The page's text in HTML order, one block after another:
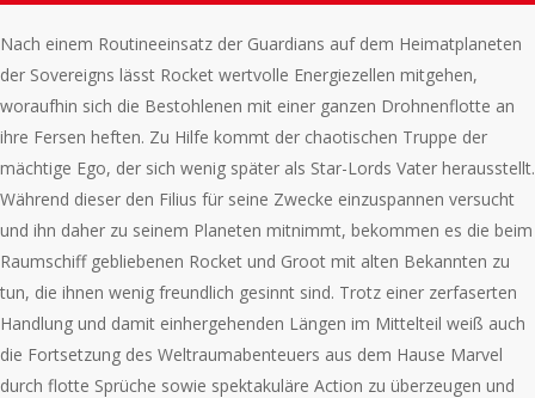
Nach einem Routineeinsatz der Guardians auf dem Heimatplaneten
der Sovereigns lässt Rocket wertvolle Energiezellen mitgehen,
woraufhin sich die Bestohlenen mit einer ganzen Drohnenflotte an
ihre Fersen heften. Zu Hilfe kommt der chaotischen Truppe der
mächtige Ego, der sich wenig später als Star-Lords Vater herausstellt.
Während dieser den Filius für seine Zwecke einzuspannen versucht
und ihn daher zu seinem Planeten mitnimmt, bekommen es die beim
Raumschiff gebliebenen Rocket und Groot mit alten Bekannten zu
tun, die ihnen wenig freundlich gesinnt sind. Trotz einer zerfaserten
Handlung und damit einhergehenden Längen im Mittelteil weiß auch
die Fortsetzung des Weltraumabenteuers aus dem Hause Marvel
durch flotte Sprüche sowie spektakuläre Action zu überzeugen und